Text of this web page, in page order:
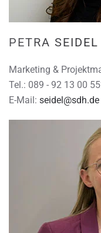
PETRA SEIDEL
Marketing &
Tel.: 089 - 92 13 00
E-Mail: seidel@sdh.de